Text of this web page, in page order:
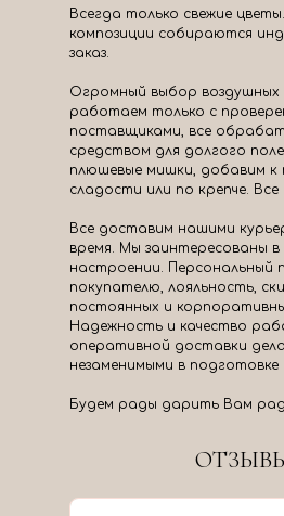
Всегда только свежие
композиции собираются
заказ.
Огромный выбор
работаем только с
поставщиками, все
средством для долгого
плюшевые мишки, добавим к
сладости или по крепче. Все
Все доставим нашими
время. Мы заинтересованы
настроении. Персональный
покупателю, лояльность,
постоянных и
Надежность и качество
оперативной доставки
незаменимыми в подготовке
Будем рады дарить Вам